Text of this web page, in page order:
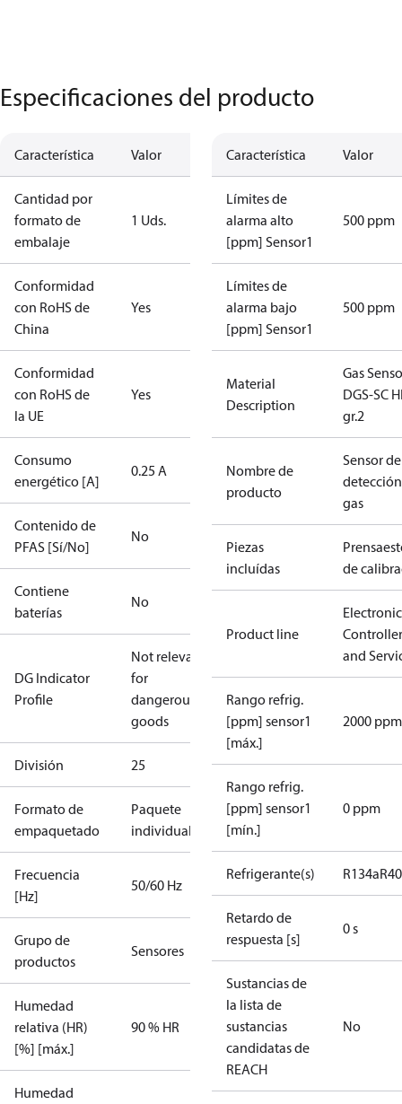
Especificaciones del producto
Característica Valor
Cantidad por
formato de
embalaje
1 Uds.
Conformidad
con RoHS de
China
Yes
Conformidad
con RoHS de
la UE
Yes
Consumo
energético [A]
0.25 A
Contenido de
PFAS [Sí/No]
No
Contiene
baterías
No
DG Indicator
Profile
Not relevant
for
dangerous
goods
División 25
Formato de
empaquetado
Paquete
individual
Frecuencia
[Hz]
50/60 Hz
Grupo de
productos
Sensores
Humedad
relativa (HR)
[%] [máx.]
90 % HR
Humedad
Característica Valor
Límites de
alarma alto
[ppm] Sensor1
500 ppm
Límites de
alarma bajo
[ppm] Sensor1
500 ppm
Material
Description
Gas
DGS-SC
gr.2
Nombre de
producto
Sensor de
gas
Piezas
incluídas
de
Product line
Electronic
and
Rango refrig.
[ppm] sensor1
[máx.]
2000 ppm
Rango refrig.
[ppm] sensor1
[mín.]
0 ppm
Refrigerante(s) R134a
Retardo de
respuesta [s]
0 s
Sustancias de
la lista de
sustancias
candidatas de
REACH
No